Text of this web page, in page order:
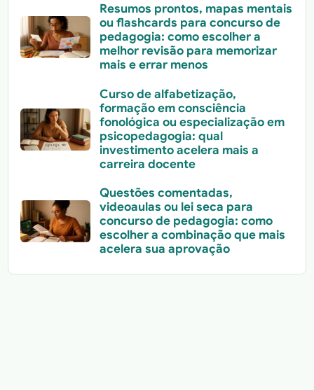
Resumos prontos, mapas mentais
ou flashcards para concurso de
pedagogia: como escolher a
melhor revisão para memorizar
mais e errar menos
Curso de alfabetização,
formação em consciência
fonológica ou especialização em
psicopedagogia: qual
investimento acelera mais a
carreira docente
Questões comentadas,
videoaulas ou lei seca para
concurso de pedagogia: como
escolher a combinação que mais
acelera sua aprovação